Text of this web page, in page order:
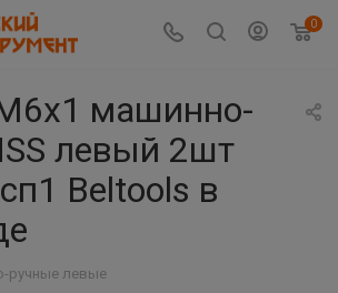
0
машинно-
левый 2шт
Beltools в
ручные левые